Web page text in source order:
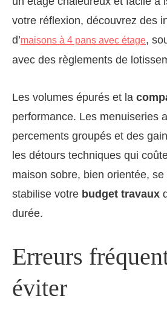
votre réflexion, découvrez des
d’maisons à 4 pans avec étage,
avec des règlements de
Les volumes épurés et la
performance. Les menuiseries
percements groupés et des
les détours techniques qui
maison sobre, bien orientée,
stabilise votre budget travaux
durée.
Erreurs
éviter